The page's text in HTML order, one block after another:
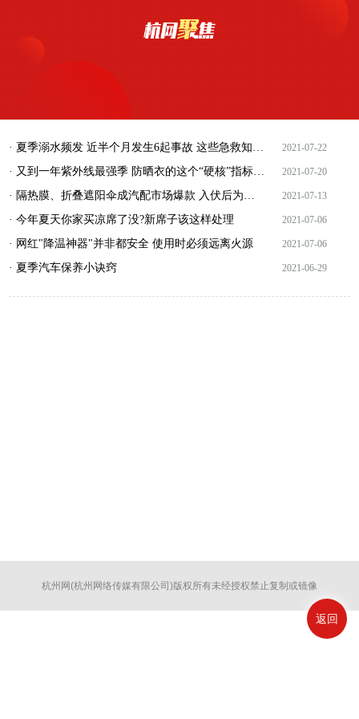
返回
2021-07-22
2021-07-20
2021-07-13
· 今年夏天你家买凉席了没?新席子该这样处理 2021-07-06
· 网红"降温神器"并非都安全 使用时必须远离火源 2021-07-06
· 夏季汽车保养小诀窍 2021-06-29
杭州网(杭州网络传媒有限公司)版权所有未经授权禁止复制或镜像